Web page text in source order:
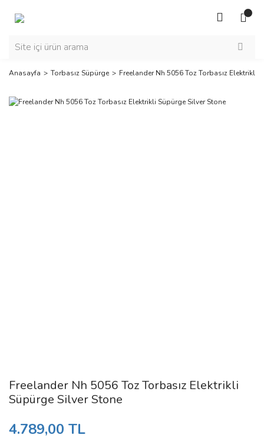
Anasayfa Torbasız Süpürge Freelander Nh 5056 Toz Torbasız Elektrikli
Freelander Nh 5056 Toz Torbasız Elektrikli
Süpürge Silver Stone
4.789,00 TL